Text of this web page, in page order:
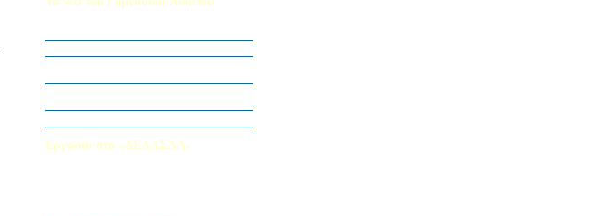
Εργασία στο «ΔΕΛΑΣΑΛ»